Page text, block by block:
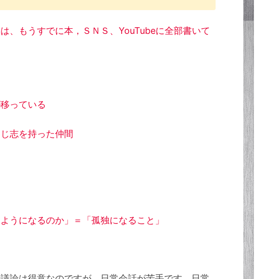
、もうすでに本，ＳＮＳ、YouTubeに全部書いて
っている
志を持った仲間
うになるのか」＝「孤独になること」